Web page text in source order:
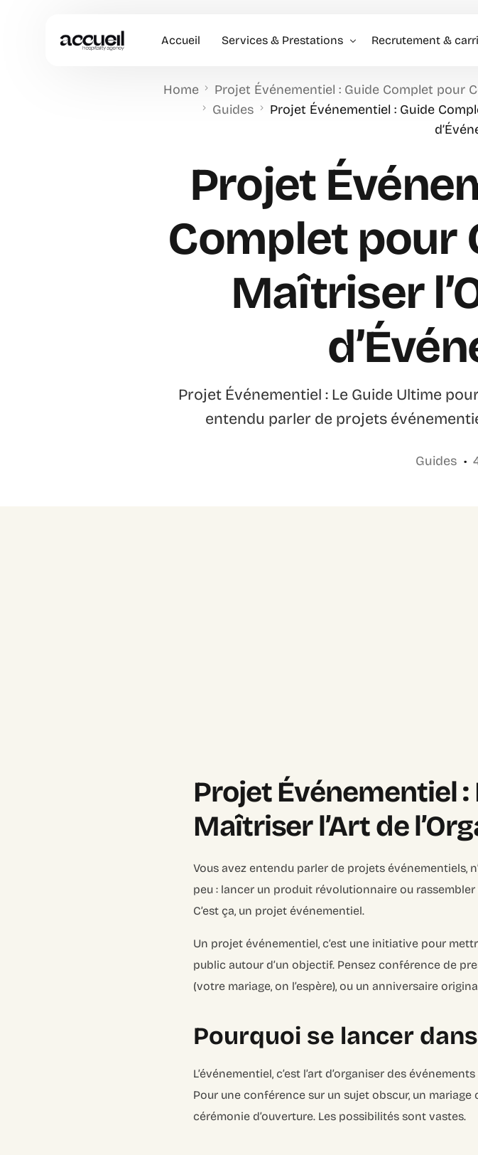
Accueil Services & Prestations
Hôtesses d’accueil événementiel & Hôtes
Animation Commerciale
Accueil VIP
Recrutement &
Home
Projet Événementiel : Guide Complet pour
Guides
Projet Événementiel : Guide
Projet
Complet pour
Maîtriser
Projet Événementiel : Le Guide Ultime
entendu parler de projets
Guides
Projet Événementiel
Maîtriser l’Art de
Vous avez entendu parler de projets événementiels,
peu : lancer un produit révolutionnaire ou
C’est ça, un projet événementiel.
Un projet événementiel, c’est une initiative pour
public autour d’un objectif. Pensez conférence de
(votre mariage, on l’espère), ou un anniversaire
Pourquoi se lancer
L’événementiel, c’est l’art d’organiser des
Pour une conférence sur un sujet obscur, un
cérémonie d’ouverture. Les possibilités sont vastes.